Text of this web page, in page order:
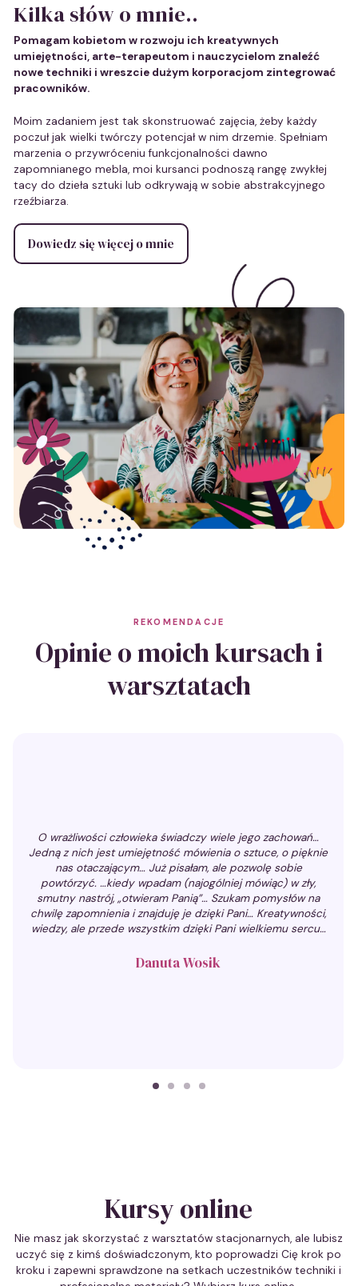
Kilka słów o mnie..
Pomagam kobietom w rozwoju ich kreatywnych
umiejętności, arte-terapeutom i nauczycielom znaleźć
nowe techniki i wreszcie dużym korporacjom zintegrować
pracowników.
Moim zadaniem jest tak skonstruować zajęcia, żeby każdy
poczuł jak wielki twórczy potencjał w nim drzemie. Spełniam
marzenia o przywróceniu funkcjonalności dawno
zapomnianego mebla, moi kursanci podnoszą rangę zwykłej
tacy do dzieła sztuki lub odkrywają w sobie abstrakcyjnego
rzeźbiarza.
Dowiedz się więcej o mnie
REKOMENDACJE
Opinie o moich kursach i
warsztatach
O wrażliwości człowieka świadczy wiele jego zachowań…
Jedną z nich jest umiejętność mówienia o sztuce, o pięknie
nas otaczającym… Już pisałam, ale pozwolę sobie
powtórzyć. …kiedy wpadam (najogólniej mówiąc) w zły,
smutny nastrój, „otwieram Panią”… Szukam pomysłów na
chwilę zapomnienia i znajduję je dzięki Pani… Kreatywności,
wiedzy, ale przede wszystkim dzięki Pani wielkiemu sercu…
Danuta Wosik
1Current Item
2 3 4
Kursy online
Nie masz jak skorzystać z warsztatów stacjonarnych, ale lubisz
uczyć się z kimś doświadczonym, kto poprowadzi Cię krok po
kroku i zapewni sprawdzone na setkach uczestników techniki i